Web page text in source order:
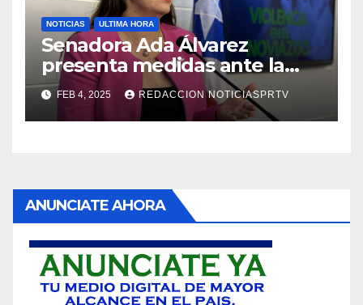
NOTICIAS ULTIMA HORA
Senadora Ada Álvarez
presenta medidas ante la
violencia en el noviazgo
FEB 4, 2025 REDACCION NOTICIASPRTV
ANUNCIATE AHORA